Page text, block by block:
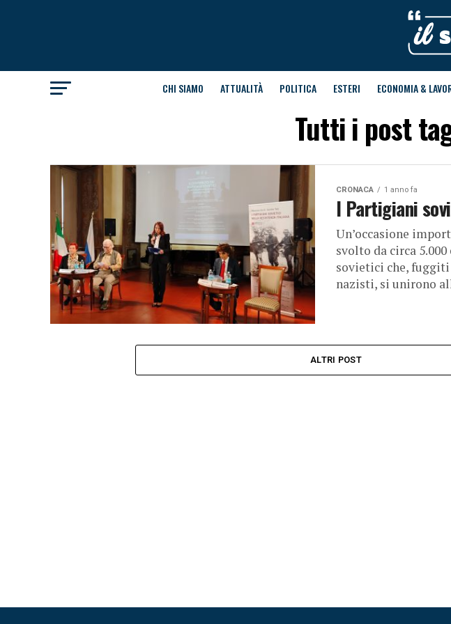
CHI SIAMO ATTUALITÀ POLITICA ESTERI ECONOMIA &
Tutti i post
CRONACA 1 anno fa
I Partigiani
Un’occasione
svolto da circa
sovietici che,
nazisti, si unirono
ALTRI POST